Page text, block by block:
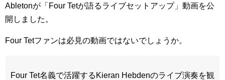
Abletonが「Four Tetが語るライブセットアップ」動画を公
開しました。
Four Tetファンは必見の動画ではないでしょうか。
Four Tet名義で活躍するKieran Hebdenのライブ演奏を観